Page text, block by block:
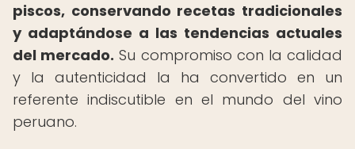
piscos, conservando recetas tradicionales
y adaptándose a las tendencias actuales
del mercado. Su compromiso con la calidad
y la autenticidad la ha convertido en un
referente indiscutible en el mundo del vino
peruano.